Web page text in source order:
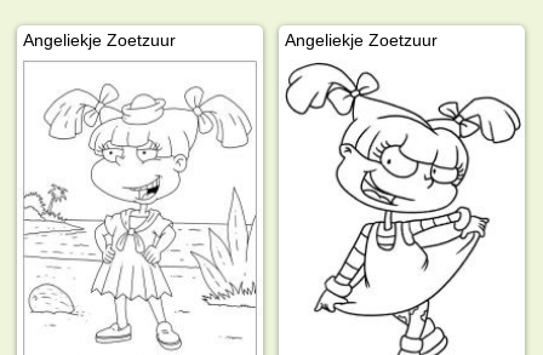
Angeliekje Zoetzuur Angeliekje Zoetzuur